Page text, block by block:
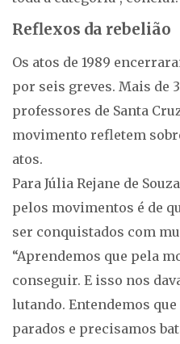
Reflexos da rebelião
Os atos de 1989
por seis greves. Mais de
professores de Santa
movimento refletem
atos.
Para Júlia Rejane de
pelos movimentos é de
ser conquistados com
“Aprendemos que pela
conseguir. E isso nos
lutando. Entendemos
parados e precisamos